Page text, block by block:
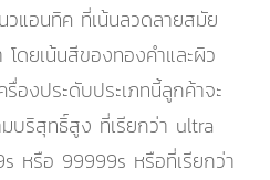
วแอนทิค ที่เน้นลวดลายสมัย
ดยเน้นสีของทองคำและผิว
องประดับประเภทนี้ลูกค้าจะ
บริสุทธิ์สูง ที่เรียกว่า ultra
หรือ 99999s หรือที่เรียกว่า